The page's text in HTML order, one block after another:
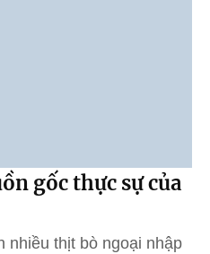
gốc thực sự của
nhiều thịt bò ngoại nhập